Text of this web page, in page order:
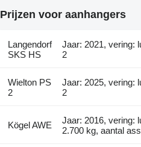
Prijzen voor aanhangers
Langendorf
SKS HS
Jaar: 2021, vering:
2
Wielton PS
2
Jaar: 2025, vering:
2
Kögel AWE
Jaar: 2016, vering:
2.700 kg, aantal